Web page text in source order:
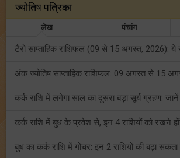
ज्योतिष पत्रिका
लेख पंचांग
अंक ज्योतिष साप्ताहिक राशिफल: 09 अगस्त से 15